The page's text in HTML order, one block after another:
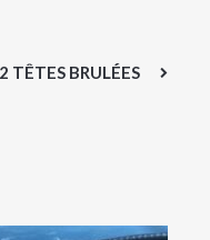
TÊTES BRULÉES